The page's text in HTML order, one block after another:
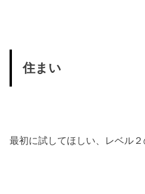
住まい
最初に試してほしい、レベル２